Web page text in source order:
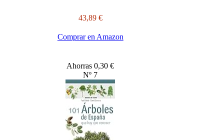
43,89 €
Comprar en Amazon
Ahorras 0,30 €
Nº 7